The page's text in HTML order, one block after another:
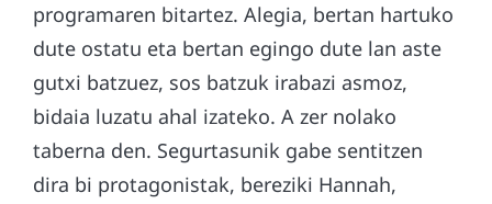
programaren bitartez. Alegia, bertan hartuko
dute ostatu eta bertan egingo dute lan aste
gutxi batzuez, sos batzuk irabazi asmoz,
bidaia luzatu ahal izateko. A zer nolako
taberna den. Segurtasunik gabe sentitzen
dira bi protagonistak, bereziki Hannah,